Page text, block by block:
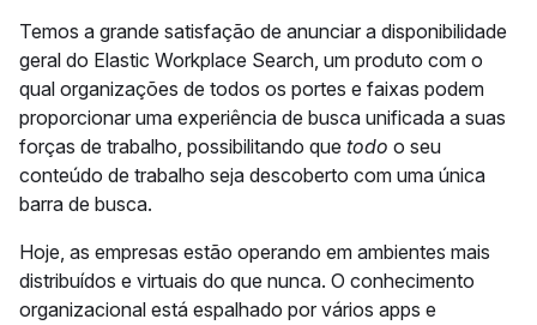
Temos a grande satisfação de anunciar a disponibilidade
geral do Elastic Workplace Search, um produto com o
qual organizações de todos os portes e faixas podem
proporcionar uma experiência de busca unificada a suas
forças de trabalho, possibilitando que todo o seu
conteúdo de trabalho seja descoberto com uma única
barra de busca.
Hoje, as empresas estão operando em ambientes mais
distribuídos e virtuais do que nunca. O conhecimento
organizacional está espalhado por vários apps e